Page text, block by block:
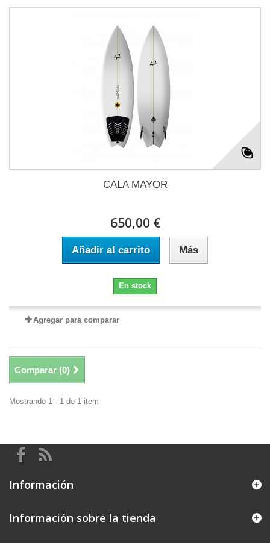
CALA MAYOR
650,00 €
Añadir al carrito Más
En stock
Agregar para comparar
Comparar (0)
Mostrando 1 - 1 de 1 item
Información
Información sobre la tienda